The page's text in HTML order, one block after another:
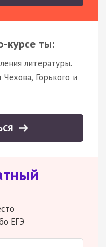
курсе ты:
литературы.
Горького и
ЕГЭ